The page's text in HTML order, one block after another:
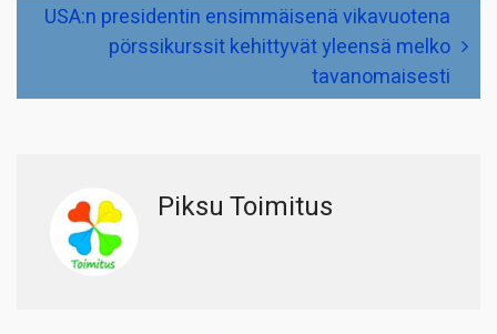
USA:n presidentin ensimmäisenä vikavuotena
pörssikurssit kehittyvät yleensä melko
tavanomaisesti
Piksu Toimitus